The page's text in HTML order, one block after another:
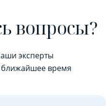
вопросы?
эксперты
ближайшее время